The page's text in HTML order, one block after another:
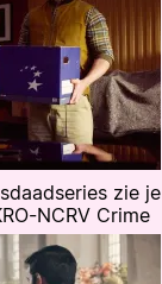
zie je
NCRV Crime